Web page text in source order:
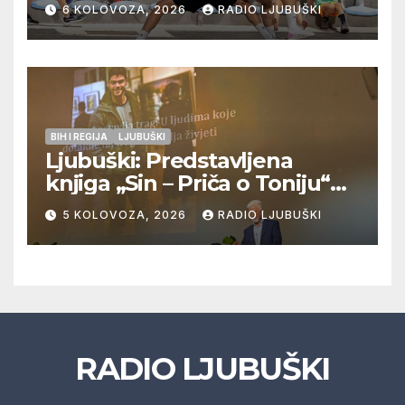
Veljaci i Cerno/Crnopod u
doigravanju, Grljevići završili
natjecanje
6 KOLOVOZA, 2026 RADIO LJUBUŠKI
BIH I REGIJA LJUBUŠKI
Ljubuški: Predstavljena
knjiga „Sin – Priča o Toniju“
dr. sc. Zdenka Hercega
5 KOLOVOZA, 2026 RADIO LJUBUŠKI
RADIO LJUBUŠKI